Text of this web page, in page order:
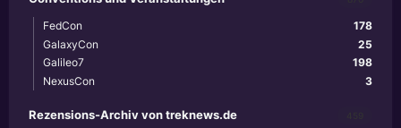
178
FedCon
25
GalaxyCon
198
Galileo7
3
NexusCon
Rezensions-Archiv von treknews.de